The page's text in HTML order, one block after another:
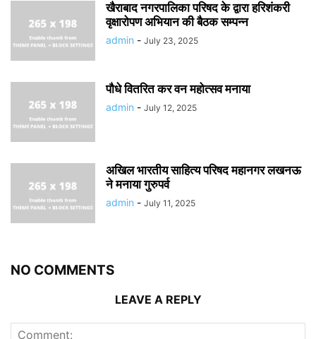
खैराबाद नगरपालिका परिषद के द्वारा हरिशंकरी
वृक्षारोपण अभियान की बैठक सम्पन्न
admin - July 23, 2025
पौधे वितरित कर वन महोत्सव मनाया
admin - July 12, 2025
अखिल भारतीय साहित्य परिषद महानगर लखनऊ
ने मनाया गुरुपर्व
admin - July 11, 2025
NO COMMENTS
LEAVE A REPLY